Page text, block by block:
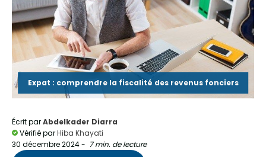
Expat : comprendre la fiscalité des revenus fonciers
Écrit parAbdelkader Diarra
Vérifié parHiba Khayati
30 décembre 2024- 7 min. de lecture